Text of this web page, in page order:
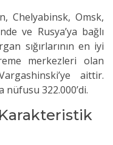
Chelyabinsk, Omsk,
ve Rusya’ya bağlı
sığırlarının en iyi
merkezleri olan
aittir.
nüfusu 322.000’di.
Karakteristik